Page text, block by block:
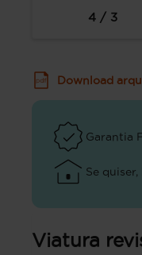
4 / 3
Download
Garantia
Se
Viatura